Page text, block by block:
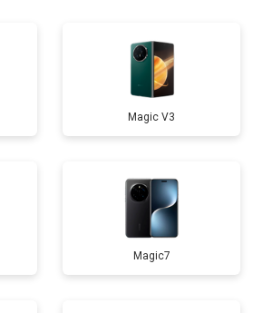
Magic V3
Magic7